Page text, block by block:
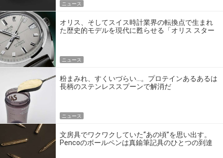
ニュース
オリス、そしてスイス時計業界の転換点で生まれ
た歴史的モデルを現代に甦らせる「オリス スター
ニュース
粉まみれ、すくいづらい…。プロテインあるあるは
長柄のステンレススプーンで解消だ
ニュース
文房具でワクワクしていた“あの頃”を思い出す。
Pencoのボールペンは真鍮筆記具のひとつの到達